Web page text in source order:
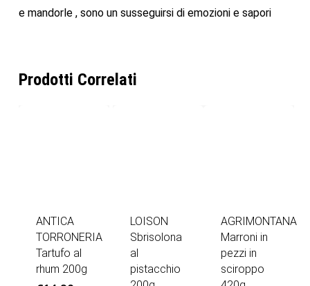
e mandorle , sono un susseguirsi di emozioni e sapori
Prodotti Correlati
ANTICA
TORRONERIA
Tartufo al
rhum 200g
LOISON
Sbrisolona
al
pistacchio
AGRIMONTANA
Marroni in
pezzi in
sciroppo